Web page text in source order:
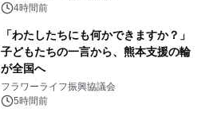
4時間前
「わたしたちにも何かできますか？」
子どもたちの一言から、熊本支援の輪
が全国へ
フラワーライフ振興協議会
5時間前